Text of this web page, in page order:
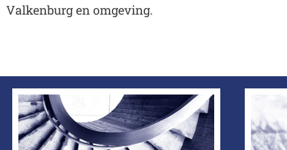
nooit
leken.
Valkenburg en omgeving.